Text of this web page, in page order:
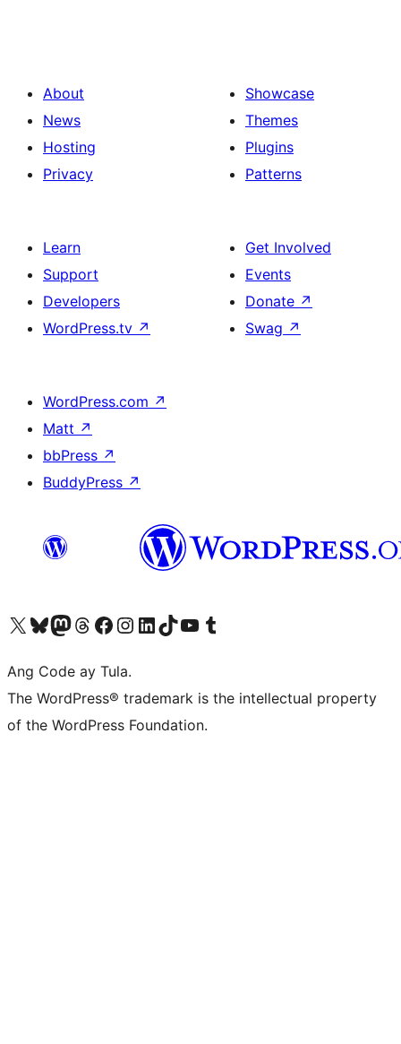
About
News
Hosting
Privacy
Showcase
Themes
Plugins
Patterns
Learn
Support
Developers
WordPress.tv ↗
Get Involved
Events
Donate ↗
Swag ↗
WordPress.com ↗
Matt ↗
bbPress ↗
BuddyPress ↗
Visit our X (formerly Twitter) account
Bisitahin ang aming Bluesky account
Visit our Mastodon account
Bisitahin ang aming Threads account
Visit our Facebook page
Visit our Instagram account
Visit our LinkedIn account
Bisitahin ang aming TikTok account
Visit our YouTube channel
Bisitahin ang aming Tumblr account
Ang Code ay Tula.
The WordPress® trademark is the intellectual property
of the WordPress Foundation.